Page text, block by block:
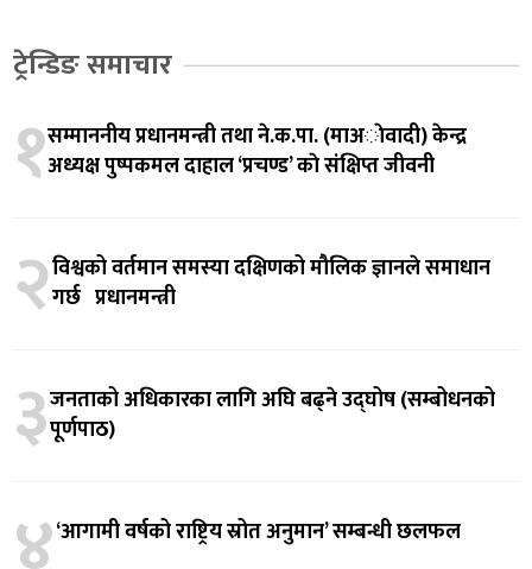
ट्रेन्डिङ समाचार
१सम्माननीय प्रधानमन्त्री तथा ने.क.पा. (माअाेवादी) केन्द्र
अध्यक्ष पुष्पकमल दाहाल ‘प्रचण्ड’ काे संक्षिप्त जीवनी
२विश्वको वर्तमान समस्या दक्षिणको मौलिक ज्ञानले समाधान
गर्छ प्रधानमन्त्री
३जनताको अधिकारका लागि अघि बढ्ने उद्घोष (सम्बोधनको
पूर्णपाठ)
‘आगामी वर्षको राष्ट्रिय स्रोत अनुमान’ सम्बन्धी छलफल